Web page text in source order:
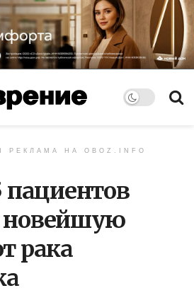
РЕКЛАМА НА OBOZ.INFO
пациентов
новейшую
рака